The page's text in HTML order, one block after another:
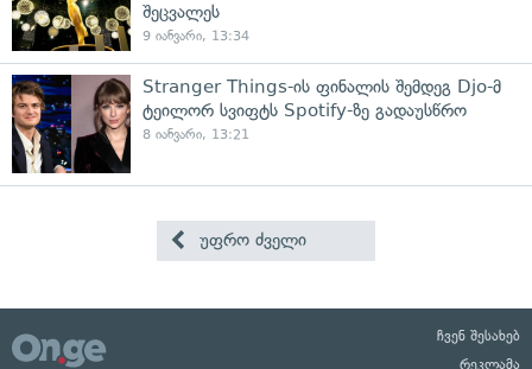
შეცვალეს
9 იანვარი, 13:34
Stranger Things-ის ფინალის შემდეგ Djo-მ
ტეილორ სვიფტს Spotify-ზე გადაუსწრო
8 იანვარი, 13:21
უფრო ძველი
ჩვენ შესახებ
რეკლამა